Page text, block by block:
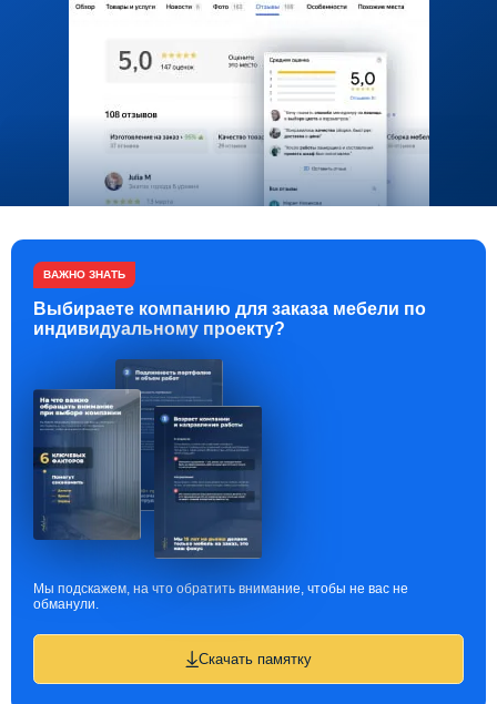
ВАЖНО ЗНАТЬ
Выбираете компанию для заказа мебели по
индивидуальному проекту?
Мы подскажем, на что обратить внимание, чтобы не вас не
обманули.
Скачать памятку